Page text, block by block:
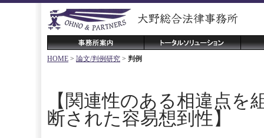
HOME > 論文/判例研究 > 判例
【関連性のある相違点を
断された容易想到性】